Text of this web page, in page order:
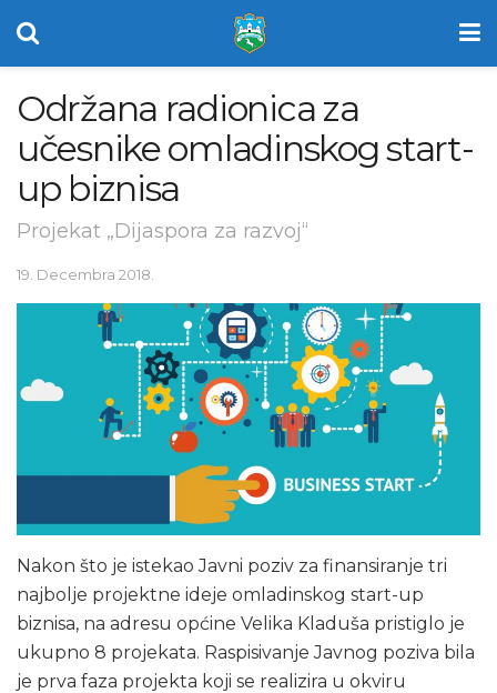
Održana radionica za
učesnike omladinskog start-
up biznisa
Projekat „Dijaspora za razvoj“
19. Decembra 2018.
Nakon što je istekao Javni poziv za finansiranje tri
najbolje projektne ideje omladinskog start-up
biznisa, na adresu općine Velika Kladuša pristiglo je
ukupno 8 projekata. Raspisivanje Javnog poziva bila
je prva faza projekta koji se realizira u okviru